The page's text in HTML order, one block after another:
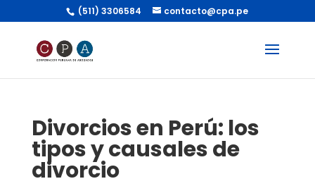
(511) 3306584 contacto@cpa.pe
Divorcios en Perú: los
tipos y causales de
divorcio